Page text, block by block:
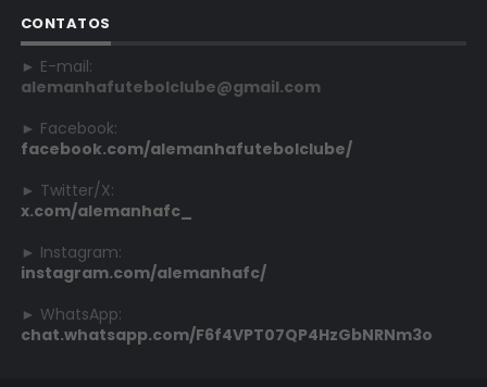
CONTATOS
► E-mail:
alemanhafutebolclube@gmail.com
► Facebook:
facebook.com/alemanhafutebolclube/
► Twitter/X:
x.com/alemanhafc_
► Instagram:
instagram.com/alemanhafc/
► WhatsApp:
chat.whatsapp.com/F6f4VPT07QP4HzGbNRNm3o